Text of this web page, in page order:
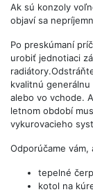
Ak sú konzoly
objaví sa
Po preskúmaní
urobiť jednotiaci
kvalitnú
alebo vo vchode.
letnom období
vykurovacieho
Odporúčame
tepelné
kotol na